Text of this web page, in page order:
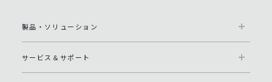
製品・ソリューション
サービス＆サポート